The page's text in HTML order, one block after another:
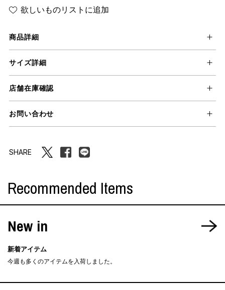
欲しいものリストに追加
商品詳細
サイズ詳細
店舗在庫確認
お問い合わせ
SHARE
Recommended Items
New in
新着アイテム
今週も多くのアイテムを入荷しました。